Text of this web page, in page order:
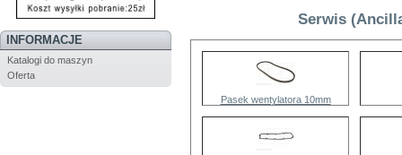
INFORMACJE
Katalogi do maszyn
Oferta
Serwis
Pasek wentylatora 10mm